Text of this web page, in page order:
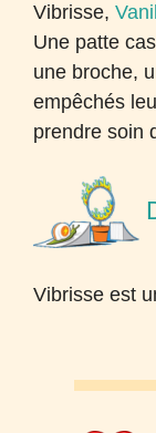
Vibrisse,
Une patte
une broche,
empêchés
prendre soin
Vibrisse est